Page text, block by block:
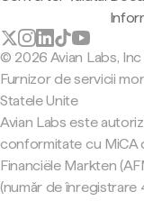
© 2026 Avian Labs, Inc
Furnizor de servicii
Statele Unite
Avian Labs este
conformitate cu MiCA
Financiële Markten
(număr de înregistrare